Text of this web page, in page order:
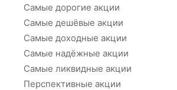
Самые дорогие акции
Самые дешёвые акции
Самые доходные акции
Самые надёжные акции
Самые ликвидные акции
Перспективные акции